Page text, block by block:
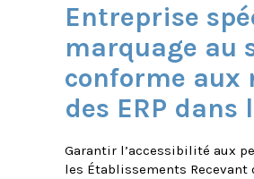
Entreprise
marquage au
conforme aux
des ERP dans
Garantir l’accessibilité aux
les Établissements Recevant